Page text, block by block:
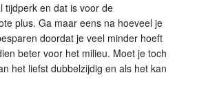
tijdperk en dat is voor de
plus. Ga maar eens na hoeveel je
doordat je veel minder hoeft
beter voor het milieu. Moet je toch
het liefst dubbelzijdig en als het kan